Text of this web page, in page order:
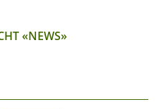
«NEWS»